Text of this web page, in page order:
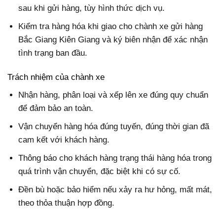
sau khi gửi hàng, tùy hình thức dịch vụ.
Kiểm tra hàng hóa khi giao cho chành xe gửi hàng
Bắc Giang Kiên Giang và ký biên nhận để xác nhận
tình trạng ban đầu.
Trách nhiệm của chành xe
Nhận hàng, phân loại và xếp lên xe đúng quy chuẩn
để đảm bảo an toàn.
Vận chuyển hàng hóa đúng tuyến, đúng thời gian đã
cam kết với khách hàng.
Thông báo cho khách hàng trạng thái hàng hóa trong
quá trình vận chuyển, đặc biệt khi có sự cố.
Đền bù hoặc bảo hiểm nếu xảy ra hư hỏng, mất mát,
theo thỏa thuận hợp đồng.